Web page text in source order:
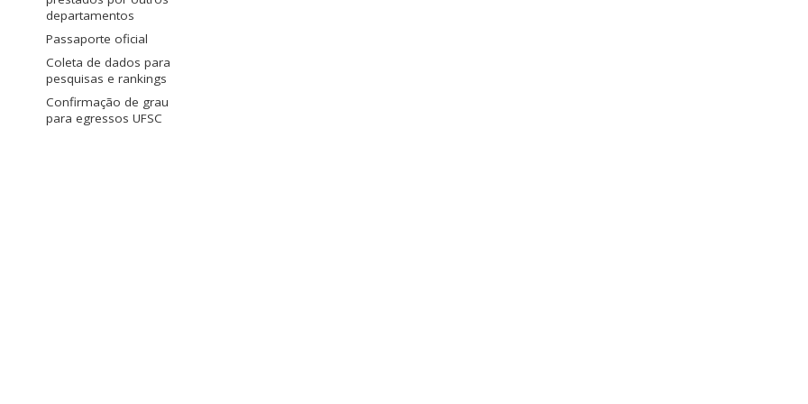
departamentos
Passaporte oficial
Coleta de dados para
pesquisas e rankings
Confirmação de grau
para egressos UFSC